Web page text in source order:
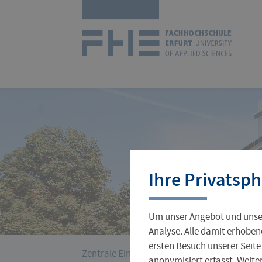
Studienangebot
Studienorganisation
Forschungsprofil
Wissenschaftlicher Nachwuchs
International Office
Incoming
Stellenangebote
Jobs für Studierende
Gründungsservice
Aktuelles
Hochschulleitung
Verwaltung
Sie
Zentrale Einrichtungen ›
Ihre
Um unser Angebot und
Analyse. Alle damit
ersten Besuch unserer